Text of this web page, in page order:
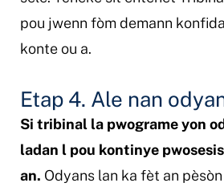
pou jwenn fòm demann
konte ou a.
Etap 4. Ale nan
Si tribinal la pwograme yon
ladan l pou kontinye
an. Odyans lan ka fèt an